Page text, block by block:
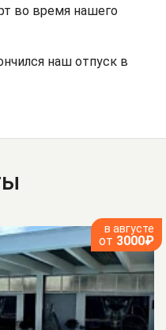
во время нашего
наш отпуск в
в августе
от 3000₽